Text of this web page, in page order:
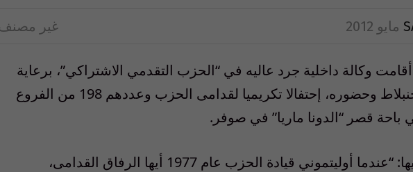
غير
وطنية – عاليه – 6/5/2012 أقامت وكالة داخلية جرد عاليه في “الحزب التقدمي الاشتراكي”، برعاية
رئيس الحزب النائب وليد جنبلاط وحضوره، إحتفالا تكريميا لقدامى الحزب وعددهم 198 من الفروع
باحة قصر “الدونا ماريا” في صوفر.
وألقى جنبلاط كلمة، قال فيها: “عندما أوليتموني قيادة الحزب عام 1977 أيها الرفاق القدامى،